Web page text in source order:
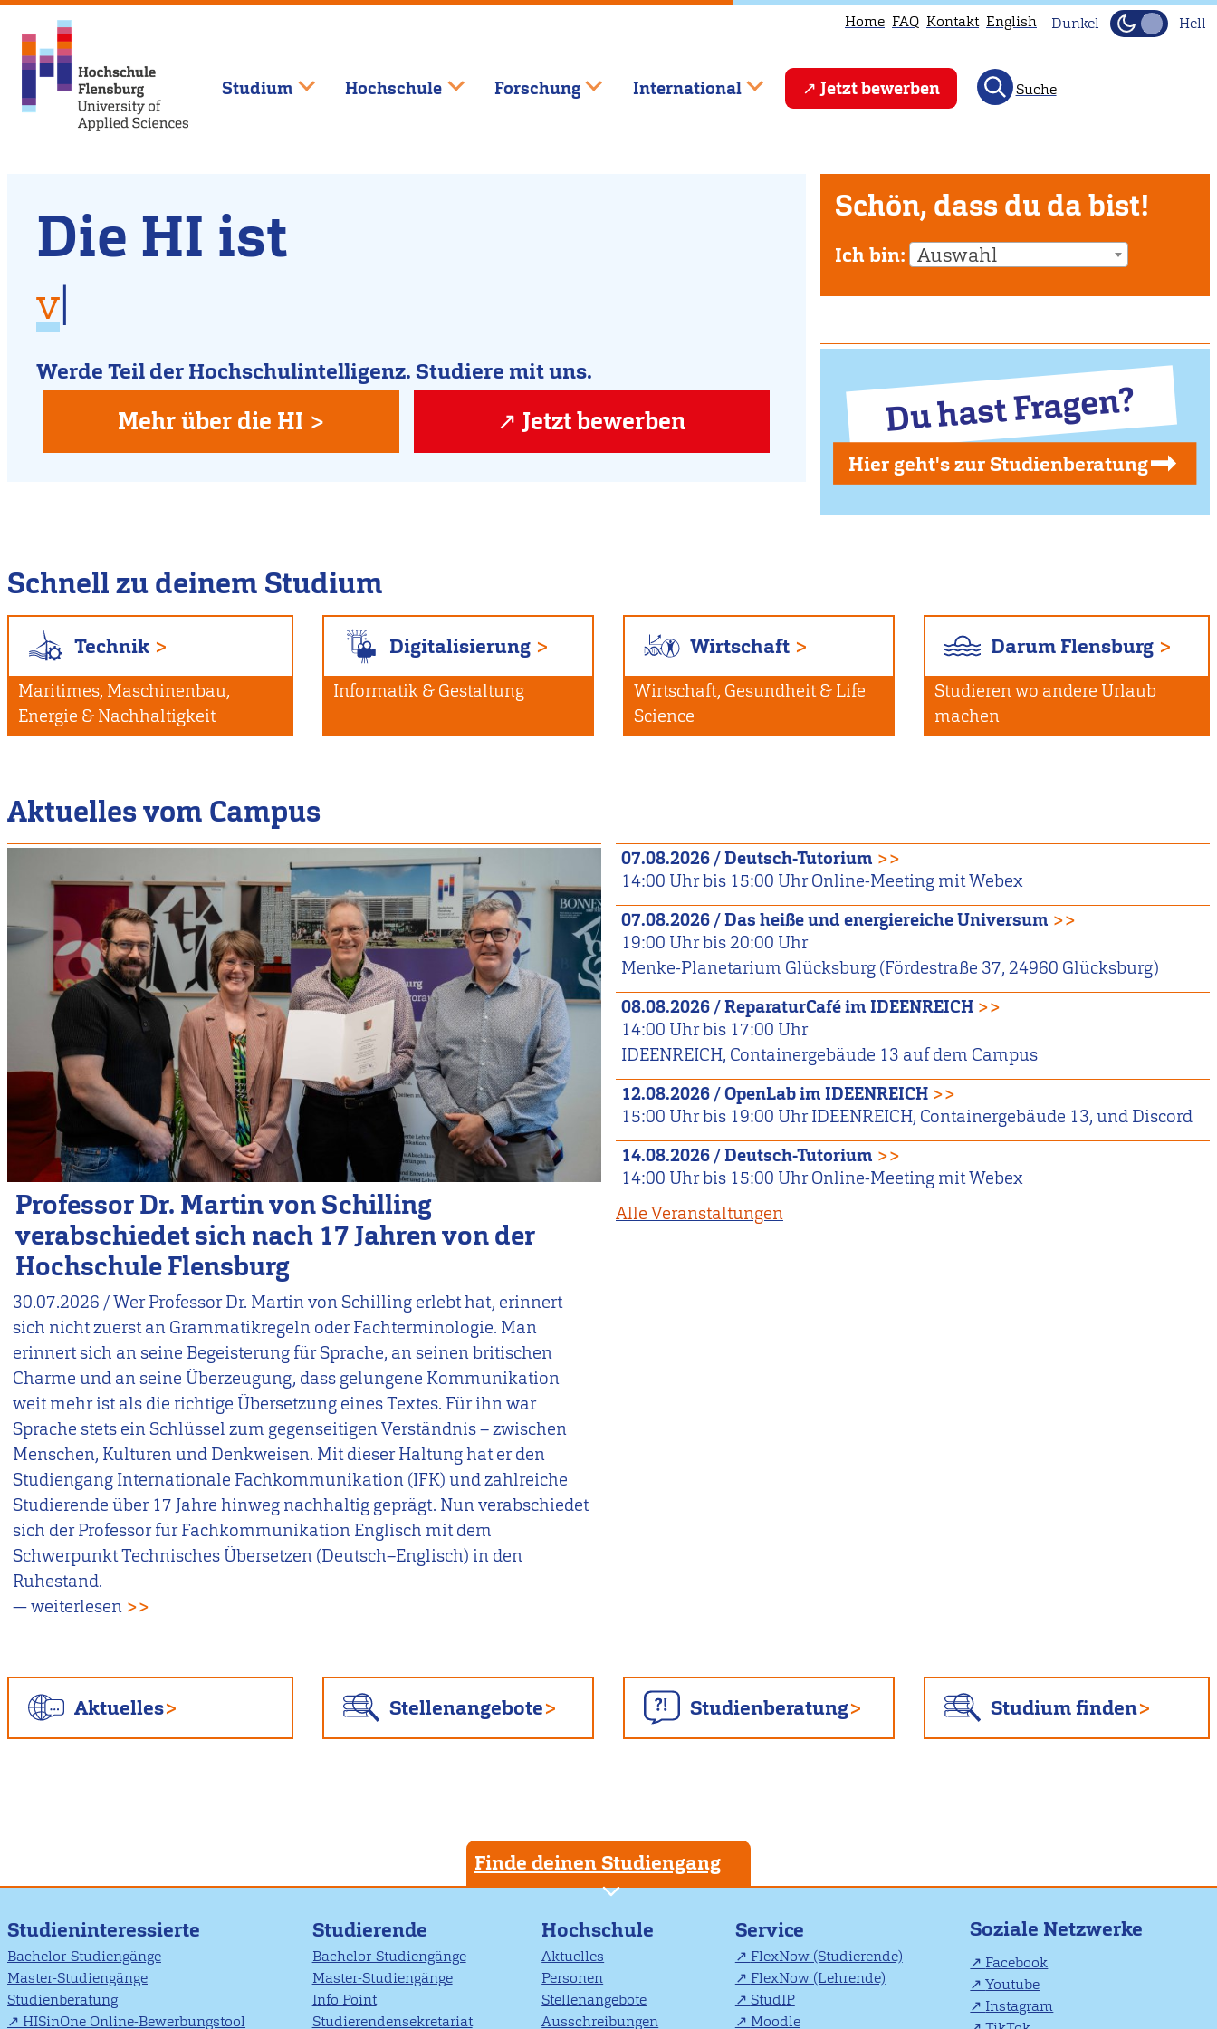
Home FAQ Kontakt English Dunkel Hell
Studium Hochschule Forschung International Jetzt bewerben Suche
Willkommen
an
der
Hochschule
Flensburg
Die HI ist
vielfältig
für Dich da
für
Werde Teil der Hochschulintelligenz.Studiere mit uns.
Mehr über die HI > Jetzt bewerben
Schön, dass du da bist!
Ich bin: Auswahl
Du hast Fragen?
Hier geht's zur Studienberatung
Schnell zu deinem Studium
Technik
Maritimes, Maschinenbau,
Energie & Nachhaltigkeit
Digitalisierung
Informatik & Gestaltung
Wirtschaft
Wirtschaft, Gesundheit & Life
Science
Darum Flensburg
Studieren wo andere Urlaub
machen
Aktuelles vom Campus
Professor Dr. Martin von Schilling
verabschiedet sich nach 17 Jahren von der
Hochschule Flensburg
30.07.2026 /Wer Professor Dr. Martin von Schilling erlebt hat, erinnert
sich nicht zuerst an Grammatikregeln oder Fachterminologie. Man
erinnert sich an seine Begeisterung für Sprache, an seinen britischen
Charme und an seine Überzeugung, dass gelungene Kommunikation
weit mehr ist als die richtige Übersetzung eines Textes. Für ihn war
Sprache stets ein Schlüssel zum gegenseitigen Verständnis – zwischen
Menschen, Kulturen und Denkweisen. Mit dieser Haltung hat er den
Studiengang Internationale Fachkommunikation (IFK) und zahlreiche
Studierende über 17 Jahre hinweg nachhaltig geprägt. Nun verabschiedet
sich der Professor für Fachkommunikation Englisch mit dem
Schwerpunkt Technisches Übersetzen (Deutsch–Englisch) in den
Ruhestand.
— weiterlesen >>
07.08.2026/Deutsch-Tutorium >>
14:00 Uhr bis 15:00 Uhr Online-Meeting mit Webex
07.08.2026/Das heiße und energiereiche Universum >>
19:00 Uhr bis20:00 Uhr
Menke-Planetarium Glücksburg (Fördestraße 37, 24960 Glücksburg)
08.08.2026/ReparaturCafé im IDEENREICH >>
14:00 Uhr bis 17:00 Uhr
IDEENREICH, Containergebäude 13 auf dem Campus
12.08.2026/OpenLab im IDEENREICH >>
15:00 Uhr bis 19:00 Uhr IDEENREICH, Containergebäude 13, und Discord
14.08.2026/Deutsch-Tutorium >>
14:00 Uhr bis 15:00 Uhr Online-Meeting mit Webex
Alle Veranstaltungen
Aktuelles Stellenangebote Studienberatung Studium finden
Finde deinen Studiengang
Studieninteressierte
Bachelor-Studiengänge
Master-Studiengänge
Studienberatung
HISinOne Online-Bewerbungstool
Studierende
Bachelor-Studiengänge
Master-Studiengänge
Info Point
Studierendensekretariat
Hochschule
Aktuelles
Personen
Stellenangebote
Ausschreibungen
Service
FlexNow (Studierende)
FlexNow (Lehrende)
StudIP
Moodle
Soziale Netzwerke
Facebook
Youtube
Instagram